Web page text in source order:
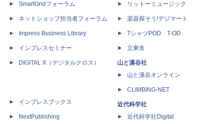
SmartGridフォーラム
ネットショップ担当者フォーラム
Impress Business Library
インプレスセミナー
DIGITAL X（デジタルクロス）
インプレスブックス
NextPublishing
リットーミュージック
楽器探そう!デジマート
TシャツPOD T-OD
立東舎
山と溪谷社
山と溪谷オンライン
CLIMBING-NET
近代科学社
近代科学社Digital